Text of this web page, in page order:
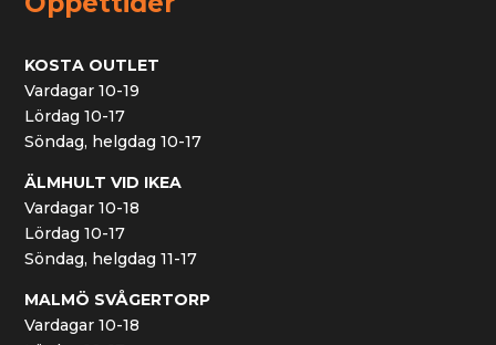
KOSTA OUTLET
Vardagar 10-19
Lördag 10-17
Söndag, helgdag 10-17
ÄLMHULT VID IKEA
Vardagar 10-18
Lördag 10-17
Söndag, helgdag 11-17
MALMÖ SVÅGERTORP
Vardagar 10-18